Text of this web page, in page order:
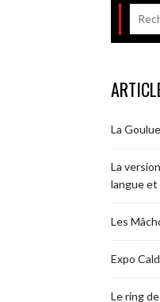
La
La
langue et
Les
Expo
Le ring